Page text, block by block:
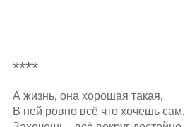
****
А жизнь, она хорошая такая,
В ней ровно всё что хочешь сам.